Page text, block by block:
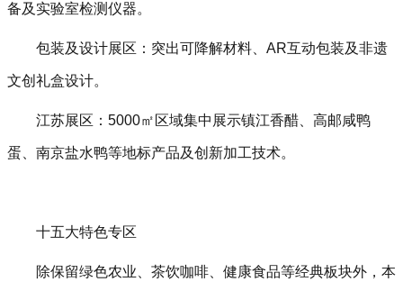
备及实验室检测仪器。
包装及设计展区‌：突出可降解材料、AR互动包装及非遗
文创礼盒设计。
江苏展区‌：5000㎡区域集中展示镇江香醋、高邮咸鸭
蛋、南京盐水鸭等地标产品及创新加工技术。
十五大特色专区‌
除保留绿色农业、茶饮咖啡、健康食品等经典板块外，本